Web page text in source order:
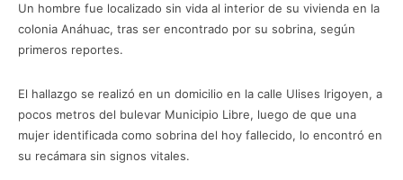
Un hombre fue localizado sin vida al interior de su vivienda en la
colonia Anáhuac, tras ser encontrado por su sobrina, según
primeros reportes.
El hallazgo se realizó en un domicilio en la calle Ulises Irigoyen, a
pocos metros del bulevar Municipio Libre, luego de que una
mujer identificada como sobrina del hoy fallecido, lo encontró en
su recámara sin signos vitales.